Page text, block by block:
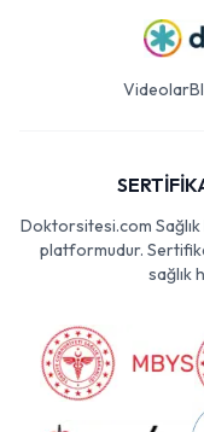
Videolar
Doktorsitesi.com Sağlık
platformudur.
sağlık